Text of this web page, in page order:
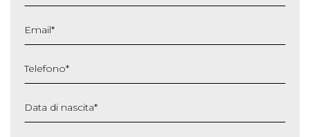
Email*
Telefono*
Data di nascita*